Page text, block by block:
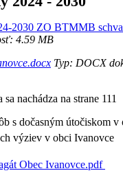
2030 ZO BTMMB
4.59 MB
Typ: DOCX
nachádza na strane 111
s dočasným útočiskom
Obec Ivanovce.pdf